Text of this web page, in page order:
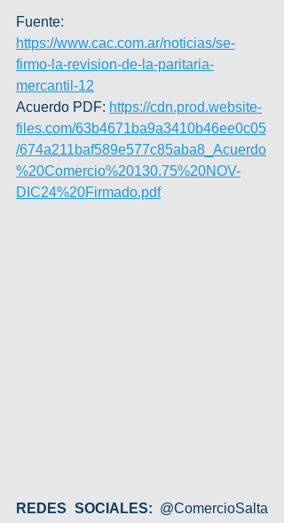
Fuente:
https://www.cac.com.ar/noticias/se-
firmo-la-revision-de-la-paritaria-
mercantil-12
Acuerdo PDF: https://cdn.prod.website-
files.com/63b4671ba9a3410b46ee0c05
/674a211baf589e577c85aba8_Acuerdo
%20Comercio%20130.75%20NOV-
DIC24%20Firmado.pdf
REDES SOCIALES: